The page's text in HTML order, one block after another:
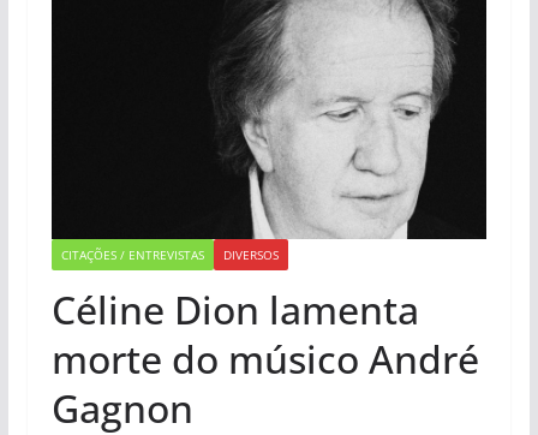
CITAÇÕES / ENTREVISTAS DIVERSOS
Céline Dion lamenta
morte do músico André
Gagnon